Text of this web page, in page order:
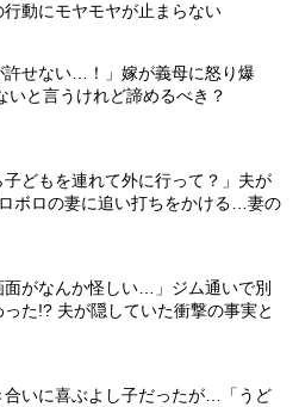
動にモヤモヤが止まらない
許せない…！」嫁が義母に怒り爆
いと言うけれど諦めるべき？
子どもを連れて外に行って？」夫が
ボロの妻に追い打ちをかける…妻の
面がなんか怪しい…」ジム通いで別
った!? 夫が隠していた衝撃の事実と
合いに喜ぶよし子だったが…「うど